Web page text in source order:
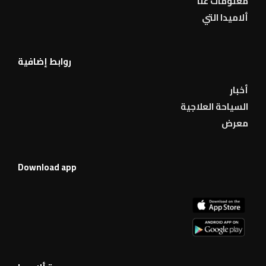
ألاميدا التي
روابط إضافية
أخبار
السياحة العلاجية
معرض
Download app